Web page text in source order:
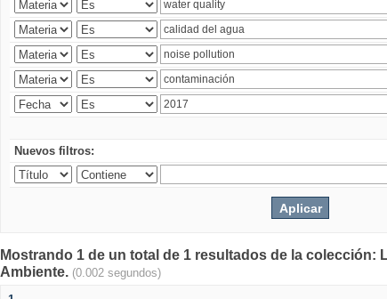
Nuevos filtros:
Mostrando 1 de un total de 1 resultados de la colección:
Ambiente. (0.002 segundos)